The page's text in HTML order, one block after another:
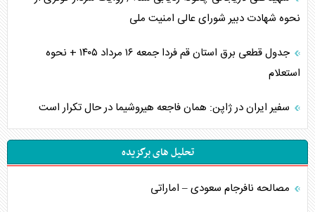
نحوه شهادت دبیر شورای عالی امنیت ملی
جدول قطعی برق استان قم فردا جمعه ۱۶ مرداد ۱۴۰۵ + نحوه
استعلام
سفیر ایران در ژاپن: همان فاجعه هیروشیما در حال تکرار است
تحلیل های برگزیده
مصالحه نافرجام سعودی – اماراتی